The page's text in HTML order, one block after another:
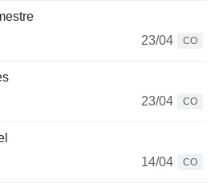
23/04
CO
23/04
CO
14/04
CO